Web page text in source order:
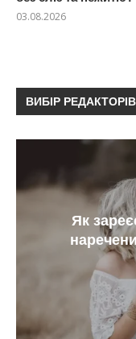
03.08.2026
ВИБІР РЕДАКТОРІВ
Як